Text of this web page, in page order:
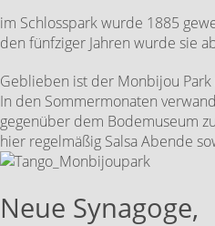
im Schlosspark wurde 1885
den fünfziger Jahren wurde sie
Geblieben ist der Monbijou
In den Sommermonaten
gegenüber dem Bodemuseum
hier regelmäßig Salsa Abende
Neue Synagoge,